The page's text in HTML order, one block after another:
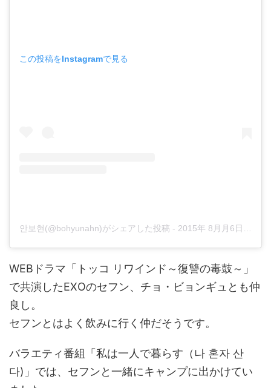
この投稿をInstagramで見る
안보현(@bohyunahn)がシェアした投稿 - 2015年 8月月6日午前4時54分PDT
WEBドラマ「トッコ リワインド～復讐の毒鼓～」
で共演したEXOのセフン、チョ・ビョンギュとも仲
良し。
セフンとはよく飲みに行く仲だそうです。
バラエティ番組「私は一人で暮らす（나 혼자 산
다)」では、セフンと一緒にキャンプに出かけてい